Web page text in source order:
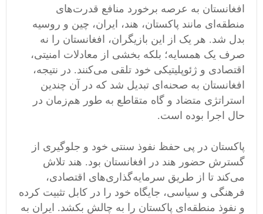
افغانستان به عرصه برخورد منافع قدرت‌های
منطقه‌ای مانند پاکستان، هند، ایران، چین و روسیه
بدل شد. هر یک از این بازیگران، افغانستان را نه
صرف یک همسایه؛ بلکه بخشی از معادلات امنیتی،
اقتصادی و ژئوپلیتیکی خود تلقی می‌کنند. در نتیجه،
افغانستان به صحنه‌ای تبدیل شد که در آن چندین
استراتژی متضاد و گاه متقاطع به طور هم‌زمان در
حال اجرا بوده است.
پاکستان در پی حفظ نفوذ سنتی خود و جلوگیری از
گسترش حضور هند در افغانستان بود. هند تلاش
می‌کند تا از طریق سرمایه‌گذاری‌های اقتصادی،
فرهنگی و سیاسی، جایگاه خود را در کابل تثبیت کرده
و نفوذ منطقه‌ای پاکستان را به چالش بکشد. ایران به